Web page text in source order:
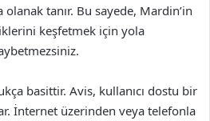
tanır. Bu sayede, Mardin’in
keşfetmek için yola
basittir. Avis, kullanıcı dostu bir
İnternet üzerinden veya telefonla